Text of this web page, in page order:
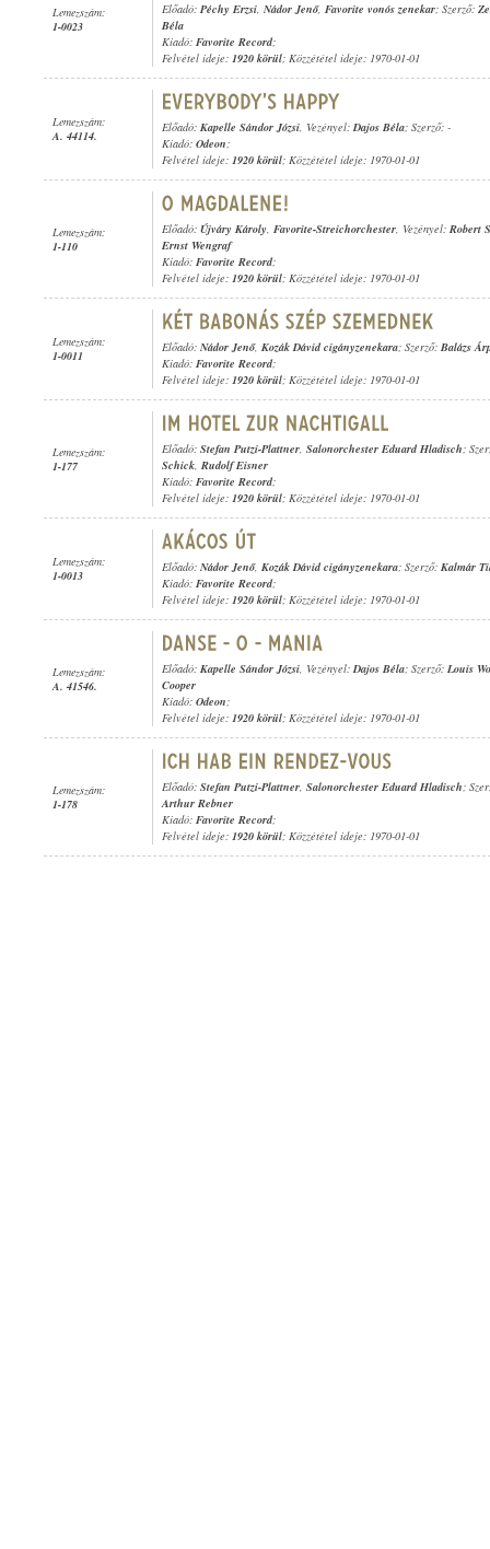
Lemezszám:
1-0023
Előadó: Péchy Erzsi, Nádor Jenő, Favorite vonós zenekar; Szerző:
Béla
Kiadó: Favorite Record;
Felvétel ideje: 1920 körül; Közzététel ideje: 1970-01-01
Lemezszám:
A. 44114.
Előadó: Kapelle Sándor Józsi, Vezényel:Dajos Béla; Szerző: -
Kiadó: Odeon;
Felvétel ideje: 1920 körül; Közzététel ideje: 1970-01-01
Lemezszám:
1-110
Előadó: Újváry Károly, Favorite-Streichorchester, Vezényel: Robert
Ernst Wengraf
Kiadó: Favorite Record;
Felvétel ideje: 1920 körül; Közzététel ideje: 1970-01-01
Lemezszám:
1-0011
Előadó: Nádor Jenő, Kozák Dávid cigányzenekara; Szerző: Balázs
Kiadó: Favorite Record;
Felvétel ideje: 1920 körül; Közzététel ideje: 1970-01-01
Lemezszám:
1-177
Előadó: Stefan Putzi-Plattner, Salonorchester Eduard Hladisch;
Schick, Rudolf Eisner
Kiadó: Favorite Record;
Felvétel ideje: 1920 körül; Közzététel ideje: 1970-01-01
Lemezszám:
1-0013
Előadó: Nádor Jenő, Kozák Dávid cigányzenekara; Szerző: Kalmár
Kiadó: Favorite Record;
Felvétel ideje: 1920 körül; Közzététel ideje: 1970-01-01
Lemezszám:
A. 41546.
Előadó: Kapelle Sándor Józsi, Vezényel:Dajos Béla; Szerző: Louis
Cooper
Kiadó: Odeon;
Felvétel ideje: 1920 körül; Közzététel ideje: 1970-01-01
Lemezszám:
1-178
Előadó: Stefan Putzi-Plattner, Salonorchester Eduard Hladisch;
Arthur Rebner
Kiadó: Favorite Record;
Felvétel ideje: 1920 körül; Közzététel ideje: 1970-01-01